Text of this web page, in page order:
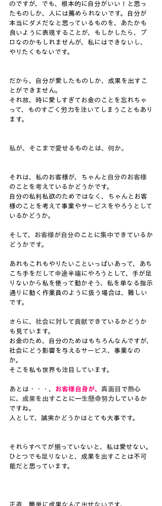
のですが、でも、根本的に自分がいい！と思っ
たものしか、人には薦められないです。自分が
本当にダメだなと思っているものを、あたかも
良いように表現することが、もしかしたら、プ
ロなのかもしれませんが、私にはできないし、
やりたくもないです。
だから、自分が愛したものしか、成果を出すこ
とができません。
それ故、時に愛しすぎてお金のことを忘れちゃ
って、ものすごく労力を注いてしまうこともあり
ます。
私が、そこまで愛せるものとは、何か。
それは、私のお客様が、ちゃんと 自分のお客様
のことを考えているか どうかです。
自分の私利私欲のためではなく、ちゃんとお客
様のことを考えて事業やサービスをやろうとして
いるかどうか。
そして、 お客様が自分のことに集中できているか
どうかです。
あれもこれもやりたいこといっぱいあって、あち
こち手をだして中途半端にやろうとして、手が足
りないから私を使って動かそう、私を単なる指示
通りに動く作業員のように扱う場合は、難しい
です。
さらに、 社会に対して貢献できているか どうか
も見ています。
お金のため、自分のためはもちろんなんですが、
社会にどう影響を与えるサービス、事業なの
か。
そこを私も世界も注目しています。
あとは・・・、 お客様自身が、 真面目で熱心
に、成果を出すことに一生懸命努力しているか
ですね。
人として、誠実かどうかはとても大事です。
それらすべてが揃っていないと、私は愛せない。
ひとつでも足りないと、成果を出すことは不可
能だと思っています。